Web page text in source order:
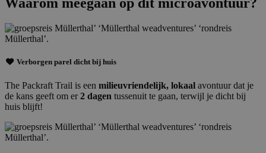
Waarom meegaan op dit microavontuur?
Verborgen parel dicht bij huis
The Packraft Trail is een milieuvriendelijk, lokaal avontuur dat je
de kans geeft om er2 dagen tussenuit te gaan, terwijl je dicht bij
huis blijft!